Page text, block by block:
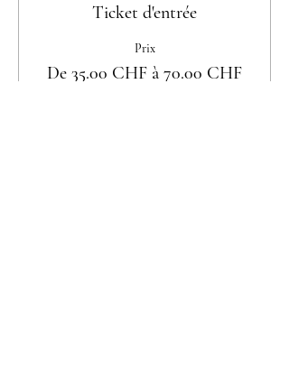
Ticket d'entrée
Prix
De 35.00 CHF à 70.00 CHF